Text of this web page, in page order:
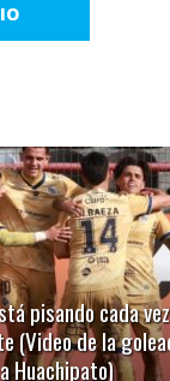
pisando cada vez
(Video de la
Huachipato)
LEER MÁS